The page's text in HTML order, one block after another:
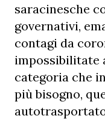
saracinesche
governativi,
contagi da
impossibilitate
categoria che
più bisogno,